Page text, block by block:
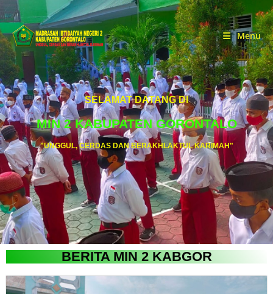
Menu
SELAMAT DATANG DI
MIN 2 KABUPATEN GORONTALO
"UNGGUL, CERDAS DAN BERAKHLAKTUL KARIMAH"
BERITA MIN 2 KABGOR